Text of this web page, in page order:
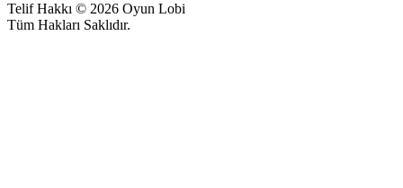
Telif Hakkı © 2026 Oyun Lobi
Tüm Hakları Saklıdır.